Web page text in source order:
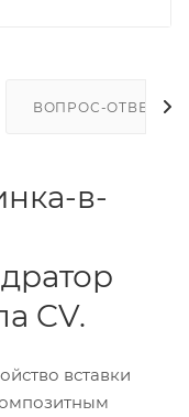
ВОПРОС-ОТВЕТ
в-
CV.
вставки